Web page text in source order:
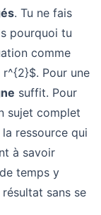
. Tu ne fais
pourquoi tu
comme
Pour une
suffit. Pour
sujet complet
ressource qui
à savoir
temps y
sans se